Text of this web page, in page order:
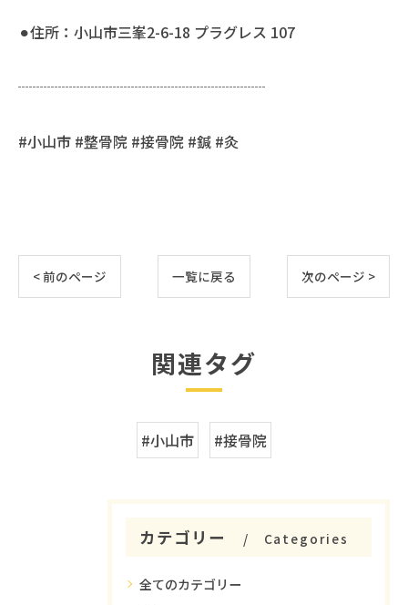
⚫︎住所：小山市三峯2-6-18 プラグレス 107
┈┈┈┈┈┈┈┈┈┈┈┈┈┈┈┈┈
#小山市 #整骨院 #接骨院 #鍼 #灸
< 前のページ 一覧に戻る 次のページ >
関連タグ
#小山市 #接骨院
カテゴリー Categories
全てのカテゴリー